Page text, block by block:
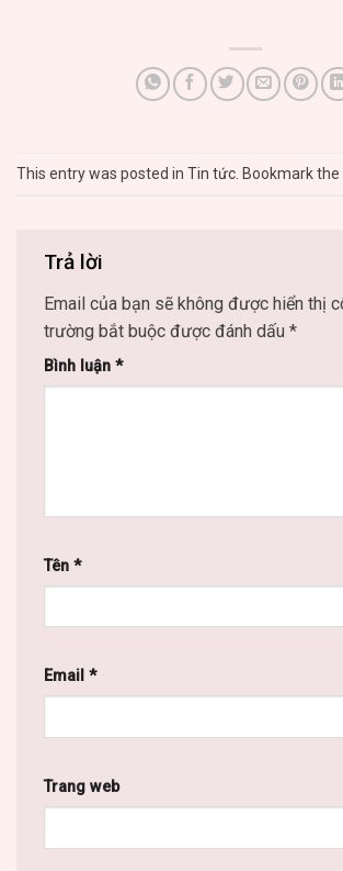
This entry was posted in Tin tức . Bookmark the
Trả lời
Email của bạn sẽ không được hiển thị
trường bắt buộc được đánh dấu *
Bình luận *
Tên *
Email *
Trang web